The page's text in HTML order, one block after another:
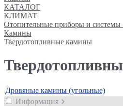
КАТАЛОГ
КЛИМАТ
Отопительные приборы и системы
Камины
Твердотопливные камины
Дровяные камины (угольные)
Информация